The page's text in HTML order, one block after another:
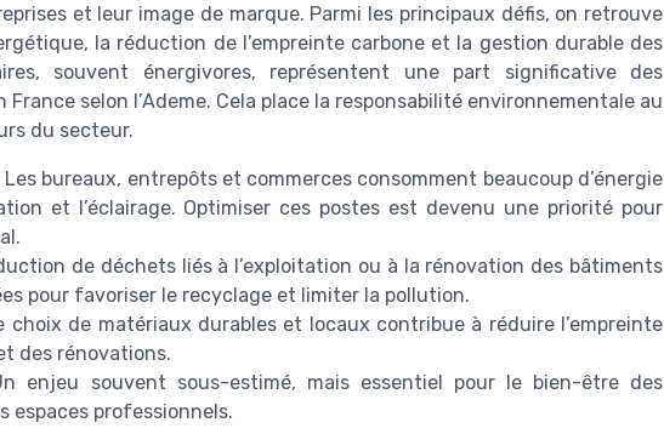
et leur image de marque. Parmi les principaux défis, on retrouve
la réduction de l’empreinte carbone et la gestion durable des
souvent énergivores, représentent une part significative des
selon l’Ademe. Cela place la responsabilité environnementale au
du secteur.
Les bureaux, entrepôts et commerces consomment beaucoup d’énergie
et l’éclairage. Optimiser ces postes est devenu une priorité pour
de déchets liés à l’exploitation ou à la rénovation des bâtiments
pour favoriser le recyclage et limiter la pollution.
choix de matériaux durables et locaux contribue à réduire l’empreinte
des rénovations.
enjeu souvent sous-estimé, mais essentiel pour le bien-être des
espaces professionnels.